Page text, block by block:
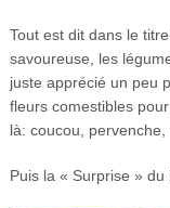
Tout est dit dans le
savoureuse, les
juste apprécié un peu
fleurs comestibles
là: coucou, pervenche,
Puis la « Surprise »